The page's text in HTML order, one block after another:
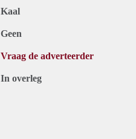
Kaal
Geen
Vraag de adverteerder
In overleg